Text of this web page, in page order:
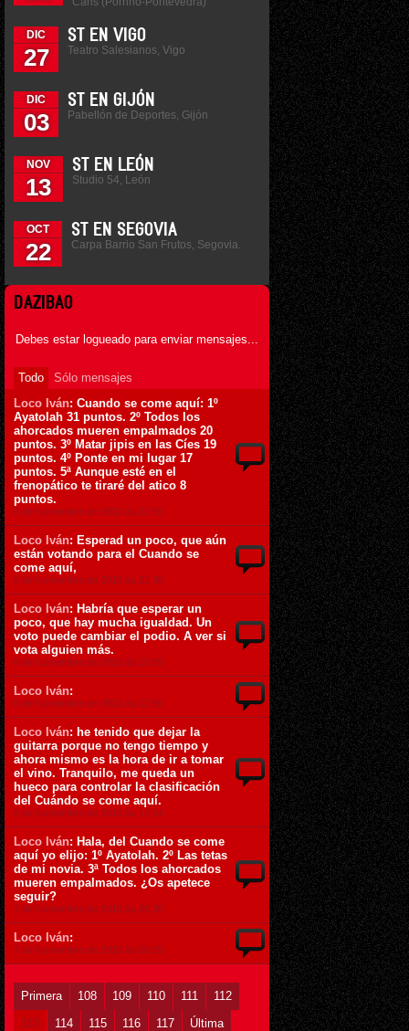
DIC
27
ST EN VIGO
Teatro Salesianos, Vigo
DIC
03
ST EN GIJÓN
Pabellón de Deportes, Gijón
NOV
13
ST EN LEÓN
Studio 54, León
OCT
22
ST EN SEGOVIA
Carpa Barrio San Frutos, Segovia.
DAZIBAO
Debes estar logueado para enviar mensajes...
Todo
Sólo mensajes
Loco Iván: Cuando se come aquí: 1º
Ayatolah 31 puntos. 2º Todos los
ahorcados mueren empalmados 20
puntos. 3º Matar jipis en las Cíes 19
puntos. 4º Ponte en mi lugar 17
puntos. 5ª Aunque esté en el
frenopático te tiraré del atico 8
puntos.
8 de Noviembre de 2010 ás 22:55
Loco Iván: Esperad un poco, que aún
están votando para el Cuando se
come aquí,
8 de Noviembre de 2010 ás 21:30
Loco Iván: Habría que esperar un
poco, que hay mucha igualdad. Un
voto puede cambiar el podio. A ver si
vota alguien más.
8 de Noviembre de 2010 ás 16:09
Loco Iván:
8 de Noviembre de 2010 ás 12:56
Loco Iván: he tenido que dejar la
guitarra porque no tengo tiempo y
ahora mismo es la hora de ir a tomar
el vino. Tranquilo, me queda un
hueco para controlar la clasificación
del Cuándo se come aquí.
8 de Noviembre de 2010 ás 12:54
Loco Iván: Hala, del Cuando se come
aquí yo elijo: 1º Ayatolah. 2º Las tetas
de mi novia. 3ª Todos los ahorcados
mueren empalmados. ¿Os apetece
seguir?
7 de Noviembre de 2010 ás 00:30
Loco Iván:
7 de Noviembre de 2010 ás 00:29
Primera 108 109 110 111
112
113
114 115 116 117 Última